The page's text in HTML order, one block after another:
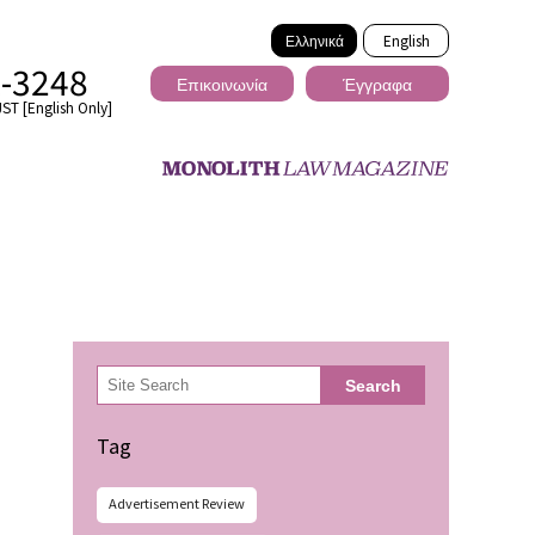
Ελληνικά English
3248
[English Only]
Επικοινωνία Έγγραφα
検
索 Search
Tag
Advertisement Review